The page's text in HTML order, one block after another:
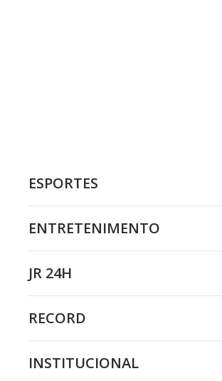
ESPORTES
ENTRETENIMENTO
JR 24H
RECORD
INSTITUCIONAL